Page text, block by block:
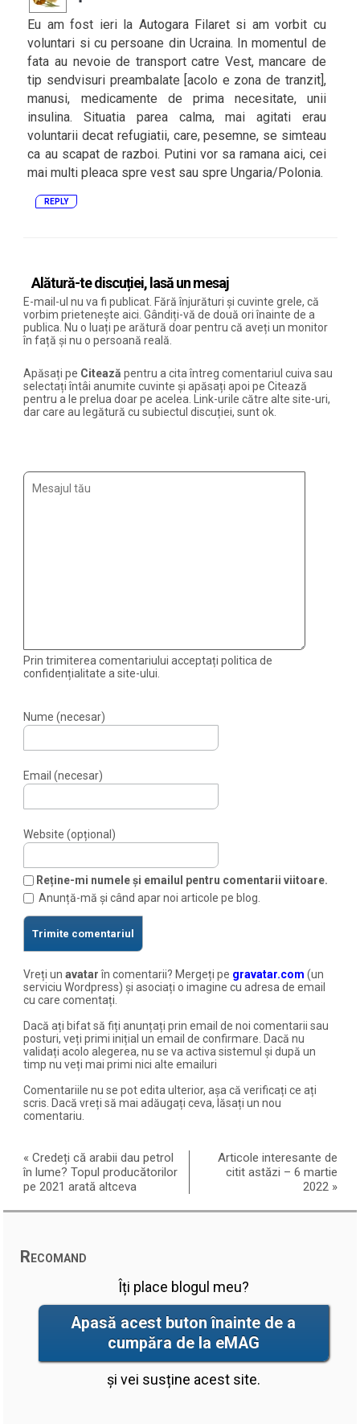
Eu am fost ieri la Autogara Filaret si am vorbit cu
voluntari si cu persoane din Ucraina. In momentul de
fata au nevoie de transport catre Vest, mancare de
tip sendvisuri preambalate [acolo e zona de tranzit],
manusi, medicamente de prima necesitate, unii
insulina. Situatia parea calma, mai agitati erau
voluntarii decat refugiatii, care, pesemne, se simteau
ca au scapat de razboi. Putini vor sa ramana aici, cei
mai multi pleaca spre vest sau spre Ungaria/Polonia.
REPLY
Alătură-te discuției, lasă un mesaj
E-mail-ul nu va fi publicat. Fără înjurături și cuvinte grele, că
vorbim prietenește aici. Gândiți-vă de două ori înainte de a
publica. Nu o luați pe arătură doar pentru că aveți un monitor
în față și nu o persoană reală.
Apăsați pe Citează pentru a cita întreg comentariul cuiva sau
selectați întâi anumite cuvinte și apăsați apoi pe Citează
pentru a le prelua doar pe acelea. Link-urile către alte site-uri,
dar care au legătură cu subiectul discuției, sunt ok.
Prin trimiterea comentariului acceptați politica de
confidențialitate a site-ului.
Nume (necesar)
Email (necesar)
Website (opțional)
Reține-mi numele și emailul pentru comentarii viitoare.
Anunță-mă și când apar noi articole pe blog.
Vreți unavatarîn comentarii? Mergeți pe gravatar.com (un
serviciu Wordpress) și asociați o imagine cu adresa de email
cu care comentați.
Dacă ați bifat să fiți anunțați prin email de noi comentarii sau
posturi, veți primi inițial un email de confirmare. Dacă nu
validați acolo alegerea, nu se va activa sistemul și după un
timp nu veți mai primi nici alte emailuri
Comentariile nu se pot edita ulterior, așa că verificați ce ați
scris. Dacă vreți să mai adăugați ceva, lăsați un nou
comentariu.
«Credeți că arabii dau petrol
în lume? Topul producătorilor
pe 2021 arată altceva
Articole interesante de
citit astăzi – 6 martie
2022 »
Recomand
Îți place blogul meu?
Apasă acest buton înainte de a
cumpăra de la eMAG
și vei susține acest site.